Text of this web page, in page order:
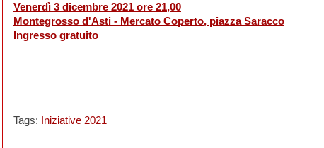
Venerdì 3 dicembre 2021 ore 21,00
Montegrosso d'Asti - Mercato Coperto, piazza Saracco
Ingresso gratuito
Tags: Iniziative 2021